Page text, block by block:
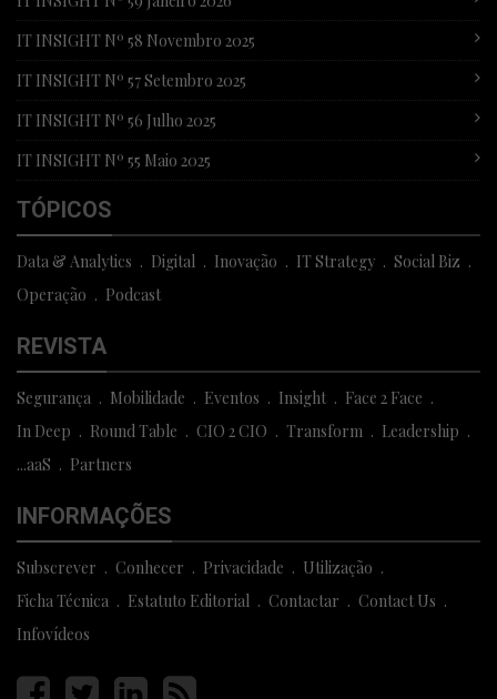
IT INSIGHT Nº 58 Novembro 2025
IT INSIGHT Nº 57 Setembro 2025
IT INSIGHT Nº 56 Julho 2025
IT INSIGHT Nº 55 Maio 2025
TÓPICOS
Data & Analytics Digital Inovação IT Strategy
Social Biz
Operação
Podcast
REVISTA
Segurança Mobilidade Eventos Insight
Face 2 Face
In Deep
Round Table CIO 2 CIO Transform
Leadership
...aaS
Partners
INFORMAÇÕES
Subscrever Conhecer Privacidade
Utilização
Ficha Técnica
Estatuto Editorial Contactar
Contact Us
Infovídeos
PáginaPáginaPáginaPágina